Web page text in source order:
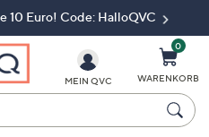
10 Euro! Code: HalloQVC
MEIN QVC
0
WARENKORB